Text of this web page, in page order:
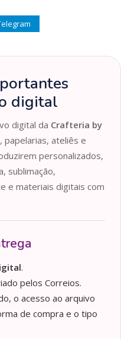
digital
digital da Crafteria by
papelarias, ateliês e
personalizados,
sublimação,
e materiais digitais com
.
pelos Correios.
o acesso ao arquivo
de compra e o tipo